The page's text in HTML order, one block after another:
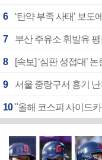
6
7 부산 주유소 휘발유
8
9 서울 중랑구서 흉기
10 "올해 코스피 사이드